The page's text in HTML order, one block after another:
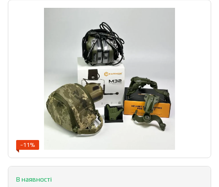
−11%
В наявності